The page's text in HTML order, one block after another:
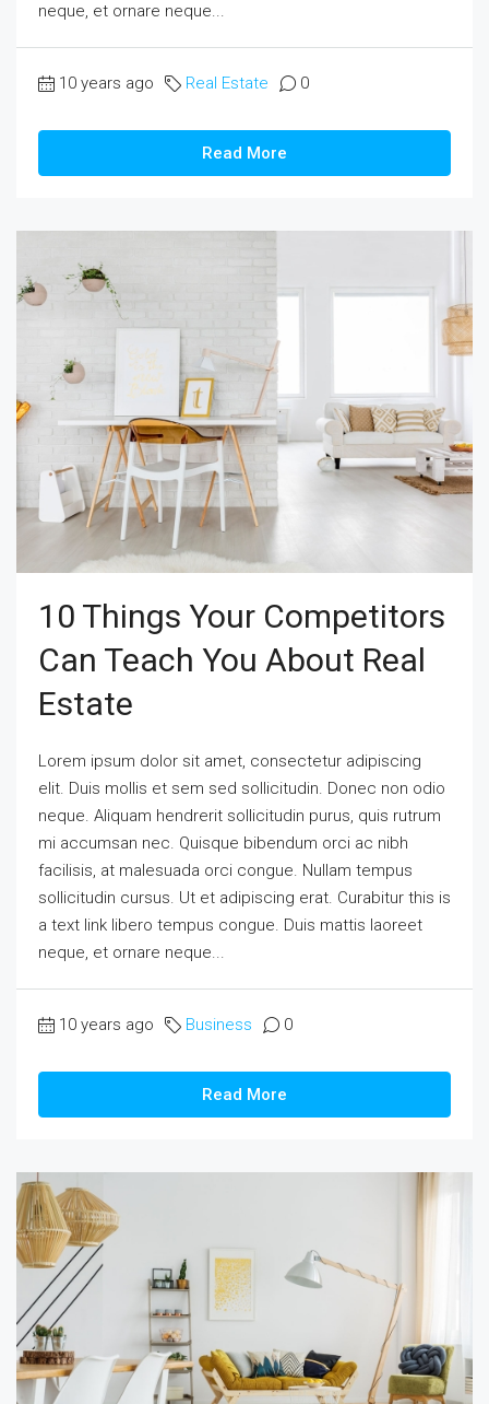
neque, et ornare neque...
10 years ago Real Estate 0
Read More
10 Things Your Competitors
Can Teach You About Real
Estate
Lorem ipsum dolor sit amet, consectetur adipiscing
elit. Duis mollis et sem sed sollicitudin. Donec non odio
neque. Aliquam hendrerit sollicitudin purus, quis rutrum
mi accumsan nec. Quisque bibendum orci ac nibh
facilisis, at malesuada orci congue. Nullam tempus
sollicitudin cursus. Ut et adipiscing erat. Curabitur this is
a text link libero tempus congue. Duis mattis laoreet
neque, et ornare neque...
10 years ago Business 0
Read More